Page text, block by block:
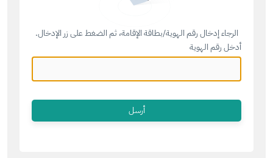
الرجاء إدخال رقم الهوية/بطاقة الإقامة، ثم الضغط على زر الإدخال.
أدخل رقم الهوية